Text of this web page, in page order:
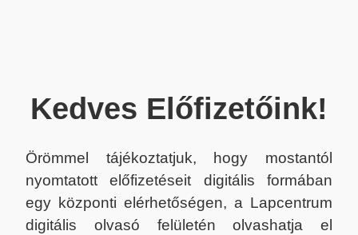
Kedves Előfizetőink!
Örömmel tájékoztatjuk, hogy mostantól
nyomtatott előfizetéseit digitális formában
egy központi elérhetőségen, a Lapcentrum
digitális olvasó felületén olvashatja el